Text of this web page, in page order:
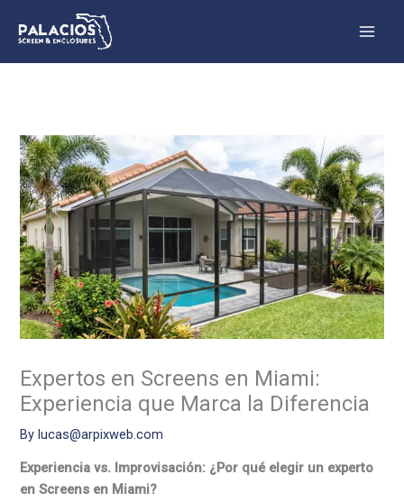
Expertos en Screens en Miami:
Experiencia que Marca la Diferencia
Bylucas@arpixweb.com
Experiencia vs. Improvisación: ¿Por qué elegir un experto
en Screens en Miami?